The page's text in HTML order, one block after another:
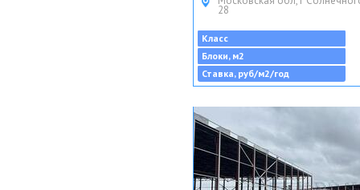
28
Класс
Блоки, м2
Ставка, руб/м2/год